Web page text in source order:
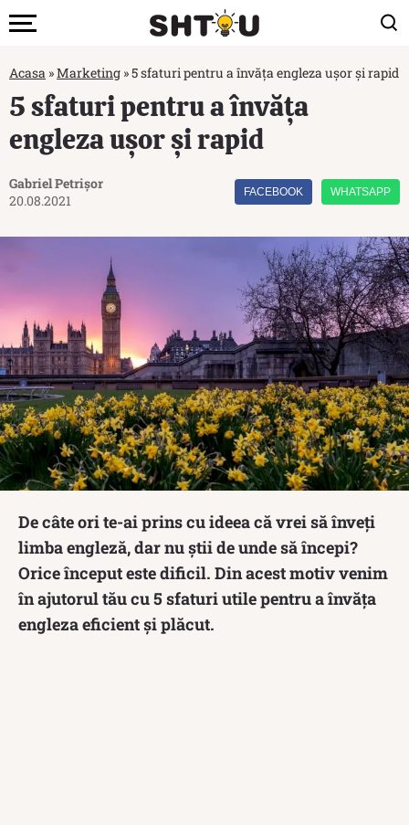
Acasa »Marketing »5 sfaturi pentru a învăța engleza ușor și rapid
5 sfaturi pentru a învăța
engleza ușor și rapid
Gabriel Petrișor
20.08.2021
FACEBOOK WHATSAPP
De câte ori te-ai prins cu ideea că vrei să înveți
limba engleză, dar nu știi de unde să începi?
Orice început este dificil. Din acest motiv venim
în ajutorul tău cu 5 sfaturi utile pentru a învăța
engleza eficient și plăcut.